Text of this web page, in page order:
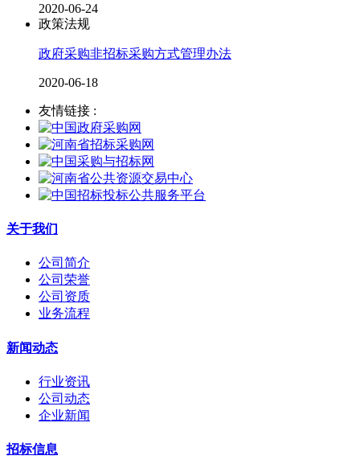
2020-06-24
政策法规
政府采购非招标采购方式管理办法
2020-06-18
友情链接 :
关于我们
公司简介
公司荣誉
公司资质
业务流程
新闻动态
行业资讯
公司动态
企业新闻
招标信息